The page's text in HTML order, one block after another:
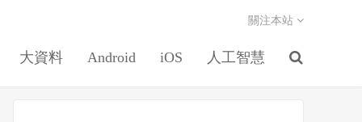
大資料 Android iOS 人工智慧
關注本站